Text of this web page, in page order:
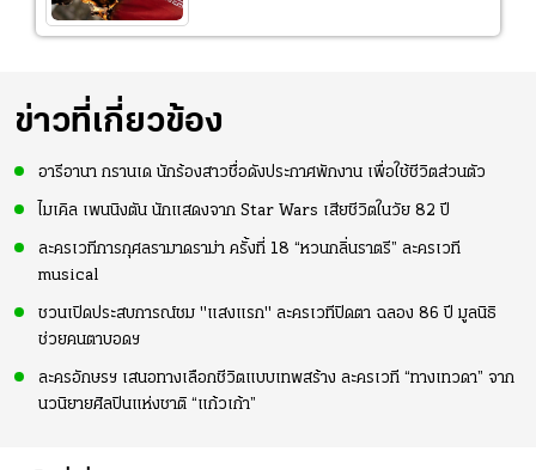
ข่าวที่เกี่ยวข้อง
อารีอานา กรานเด นักร้องสาวชื่อดังประกาศพักงาน เพื่อใช้ชีวิตส่วนตัว
ไมเคิล เพนนิงตัน นักแสดงจาก Star Wars เสียชีวิตในวัย 82 ปี
ละครเวทีการกุศลรามาดราม่า ครั้งที่ 18 “หวนกลิ่นราตรี” ละครเวที
musical
ชวนเปิดประสบการณ์ชม "แสงแรก" ละครเวทีปิดตา ฉลอง 86 ปี มูลนิธิ
ช่วยคนตาบอดฯ
ละครอักษรฯ เสนอทางเลือกชีวิตแบบเทพสร้าง ละครเวที “ทางเทวดา” จาก
นวนิยายศิลปินแห่งชาติ “แก้วเก้า”